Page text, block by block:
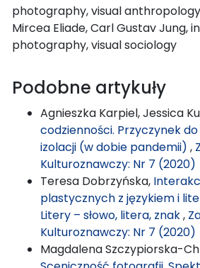
photography, visual
Mircea Eliade, Carl Gustav Jung,
photography, visual sociology
Podobne artykuły
Agnieszka Karpiel, Jessica
codzienności. Przyczynek
izolacji (w dobie pandemii) ,
Kulturoznawczy: Nr 7 (2020)
Teresa Dobrzyńska,
plastycznych z językiem i
Litery – słowo, litera, znak,
Kulturoznawczy: Nr 7 (2020)
Magdalena Szczypiorska-